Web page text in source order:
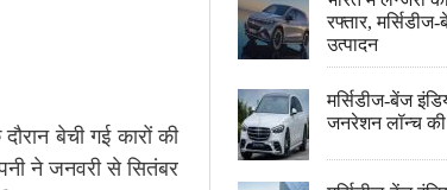
बेची गई कारों की
ने जनवरी से सितंबर
रफ्तार,
उत्पादन
मर्सिडीज-बेंज
जनरेशन लॉन्च की